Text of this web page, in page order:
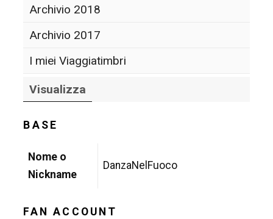
Archivio 2018
Archivio 2017
I miei Viaggiatimbri
Visualizza
BASE
Nome o
Nickname
DanzaNelFuoco
FAN ACCOUNT